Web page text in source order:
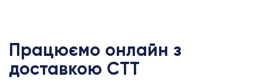
Працюємо онлайн з
доставкою CTT